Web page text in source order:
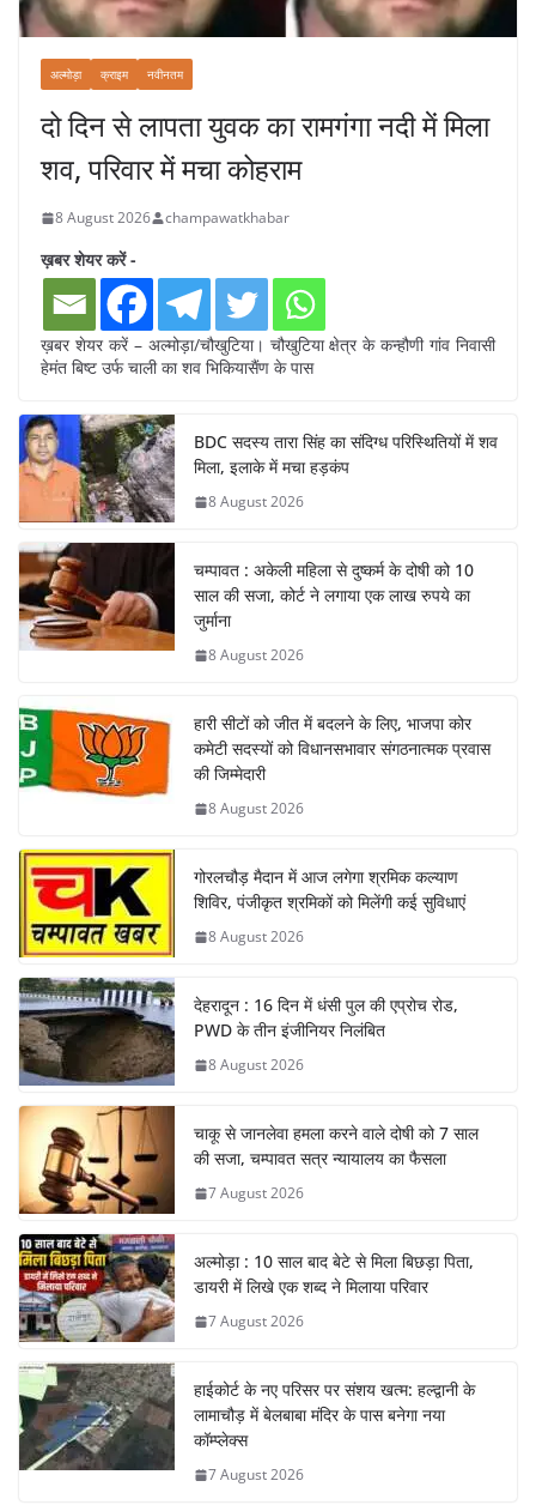
अल्मोड़ा क्राइम नवीनतम
दो दिन से लापता युवक का रामगंगा नदी में मिला
शव, परिवार में मचा कोहराम
8 August 2026 champawatkhabar
ख़बर शेयर करें -
ख़बर शेयर करें – अल्मोड़ा/चौखुटिया। चौखुटिया क्षेत्र के कन्हौणी गांव निवासी
हेमंत बिष्ट उर्फ चाली का शव भिकियासैंण के पास
BDC सदस्य तारा सिंह का संदिग्ध परिस्थितियों में शव
मिला, इलाके में मचा हड़कंप
8 August 2026
चम्पावत : अकेली महिला से दुष्कर्म के दोषी को 10
साल की सजा, कोर्ट ने लगाया एक लाख रुपये का
जुर्माना
8 August 2026
हारी सीटों को जीत में बदलने के लिए, भाजपा कोर
कमेटी सदस्यों को विधानसभावार संगठनात्मक प्रवास
की जिम्मेदारी
8 August 2026
गोरलचौड़ मैदान में आज लगेगा श्रमिक कल्याण
शिविर, पंजीकृत श्रमिकों को मिलेंगी कई सुविधाएं
8 August 2026
देहरादून : 16 दिन में धंसी पुल की एप्रोच रोड,
PWD के तीन इंजीनियर निलंबित
8 August 2026
चाकू से जानलेवा हमला करने वाले दोषी को 7 साल
की सजा, चम्पावत सत्र न्यायालय का फैसला
7 August 2026
अल्मोड़ा : 10 साल बाद बेटे से मिला बिछड़ा पिता,
डायरी में लिखे एक शब्द ने मिलाया परिवार
7 August 2026
हाईकोर्ट के नए परिसर पर संशय खत्म: हल्द्वानी के
लामाचौड़ में बेलबाबा मंदिर के पास बनेगा नया
कॉम्प्लेक्स
7 August 2026